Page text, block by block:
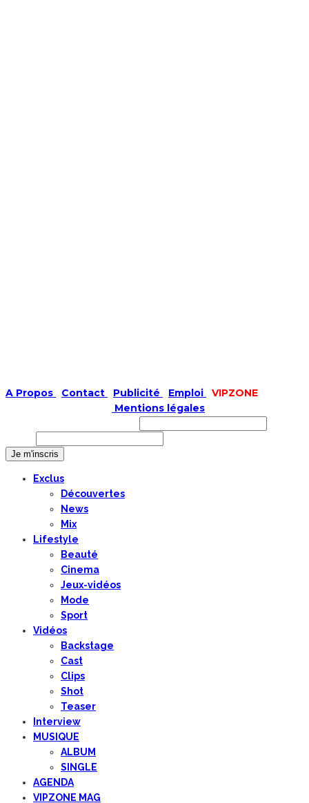
A Propos Contact Publicité Emploi
VIPZONE
Mentions légales
Exclus
Découvertes
News
Mix
Lifestyle
Beauté
Cinema
Jeux-vidéos
Mode
Sport
Vidéos
Backstage
Cast
Clips
Shot
Teaser
Interview
MUSIQUE
ALBUM
SINGLE
AGENDA
VIPZONE MAG